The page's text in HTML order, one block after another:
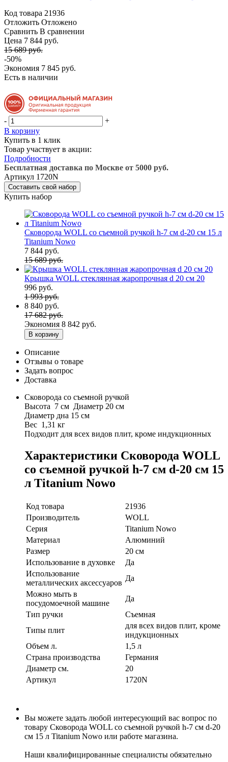
Код товара 21936
Отложить Отложено
Сравнить В сравнении
Цена 7 844 руб.
15 689 руб.
-50%
Экономия 7 845 руб.
Есть в наличии
-
+
В корзину
Купить в 1 клик
Товар участвует в акции:
Подробности
Бесплатная доставка по Москве от 5000 руб.
Артикул 1720N
Составить свой набор
Купить набор
Сковорода WOLL со съемной ручкой h-7 см d-20 см 15 л
Titanium Nowo
7 844 руб.
15 689 руб.
Крышка WOLL стеклянная жаропрочная d 20 см 20
996 руб.
1 993 руб.
8 840 руб.
17 682 руб.
Экономия 8 842 руб.
В корзину
Описание
Отзывы о товаре
Задать вопрос
Доставка
Cковорода со съемной ручкой
Высота 7 см Диаметр 20 см
Диаметр дна 15 см
Вес 1,31 кг
Подходит для всех видов плит, кроме индукционных
Характеристики Сковорода WOLL
со съемной ручкой h-7 см d-20 см 15
л Titanium Nowo
Код товара
21936
Производитель
WOLL
Серия
Titanium Nowo
Материал
Алюминий
Размер
20 см
Использование в духовке
Да
Использование
металлических аксессуаров
Да
Можно мыть в
посудомоечной машине
Да
Тип ручки
Съемная
Типы плит
для всех видов плит, кроме
индукционных
Объем л.
1,5 л
Страна производства
Германия
Диаметр см.
20
Артикул
1720N
Вы можете задать любой интересующий вас вопрос по
товару Сковорода WOLL со съемной ручкой h-7 см d-20
см 15 л Titanium Nowo или работе магазина.
Наши квалифицированные специалисты обязательно